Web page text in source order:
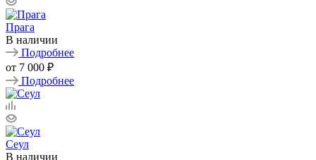
Прага
В наличии
Подробнее
от 7 000 ₽
Подробнее
Сеул
В наличии